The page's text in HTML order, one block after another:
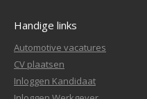
Handige links
Automotive vacatures
CV plaatsen
Inloggen Kandidaat